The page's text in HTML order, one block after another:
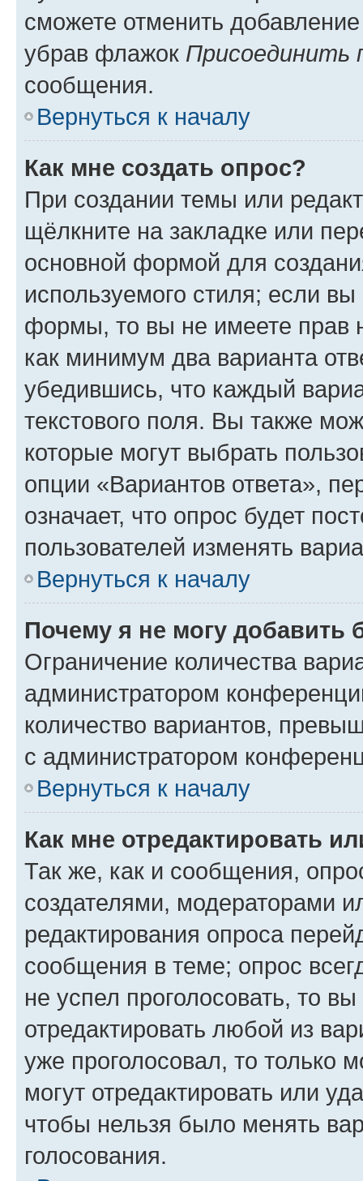
сможете отменить
убрав флажок Присоединить
сообщения.
Вернуться к началу
Как мне создать опрос?
При создании темы или
щёлкните на закладке или
основной формой для
используемого стиля; если
формы, то вы не имеете прав
как минимум два варианта
убедившись, что каждый
текстового поля. Вы также
которые могут выбрать
опции «Вариантов ответа»,
означает, что опрос будет
пользователей изменять
Вернуться к началу
Почему я не могу добавить
Ограничение количества
администратором
количество вариантов,
с администратором
Вернуться к началу
Как мне отредактировать
Так же, как и сообщения,
создателями, модераторами
редактирования опроса
сообщения в теме; опрос
не успел проголосовать, то
отредактировать любой из
уже проголосовал, то только
могут отредактировать или
чтобы нельзя было менять
голосования.